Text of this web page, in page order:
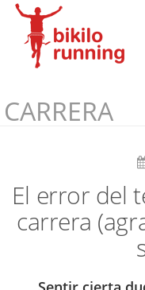
CARRERA
El error del
carrera